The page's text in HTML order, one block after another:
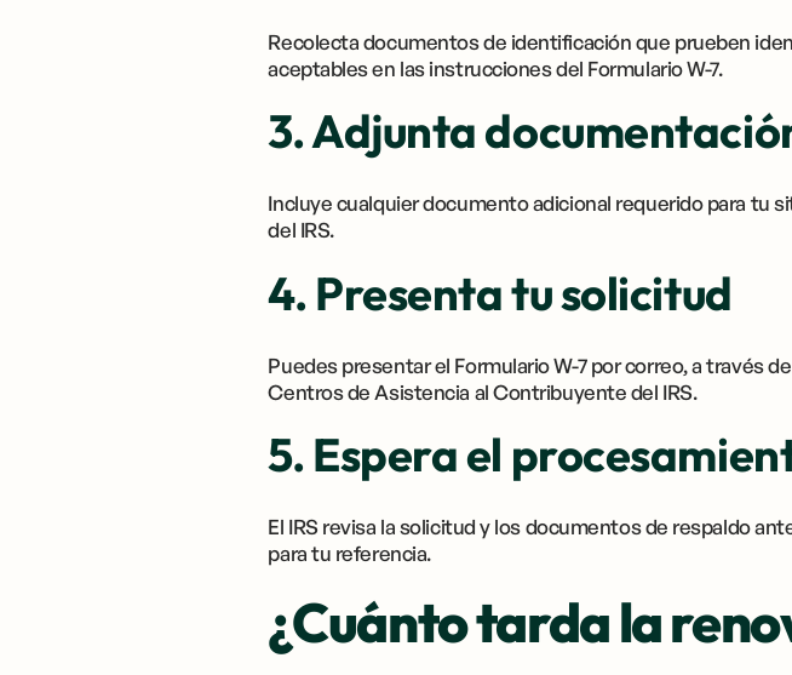
Recolecta documentos de identificación que prueben
aceptables en las instrucciones del Formulario W-7.
3. Adjunta
Incluye cualquier documento adicional requerido para tu
del IRS.
4. Presenta tu solicitud
Puedes presentar el Formulario W-7 por correo, a través
Centros de Asistencia al Contribuyente del IRS.
5. Espera el
El IRS revisa la solicitud y los documentos de respaldo
para tu referencia.
¿Cuánto tarda la